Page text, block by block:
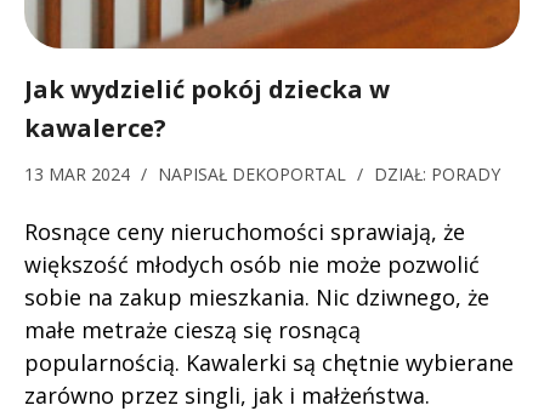
Jak wydzielić pokój dziecka w
kawalerce?
13 MAR 2024 / NAPISAŁ DEKOPORTAL / DZIAŁ: PORADY
Rosnące ceny nieruchomości sprawiają, że
większość młodych osób nie może pozwolić
sobie na zakup mieszkania. Nic dziwnego, że
małe metraże cieszą się rosnącą
popularnością. Kawalerki są chętnie wybierane
zarówno przez singli, jak i małżeństwa.